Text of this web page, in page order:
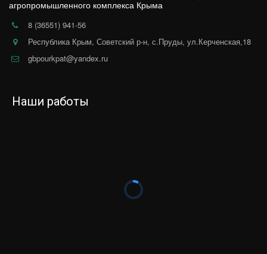
агропромышленного комплекса Крыма
8 (36551) 941-56
Республика Крым, Советский р-н, с.Пруды, ул.Керченская,18
gbpourkpat@yandex.ru
Наши работы